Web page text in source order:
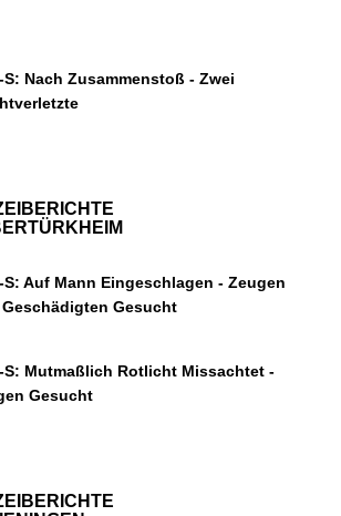
S: Nach Zusammenstoß - Zwei
S: Auf Mann Eingeschlagen - Zeugen
Gesucht
S: Mutmaßlich Rotlicht Missachtet -
Gesucht